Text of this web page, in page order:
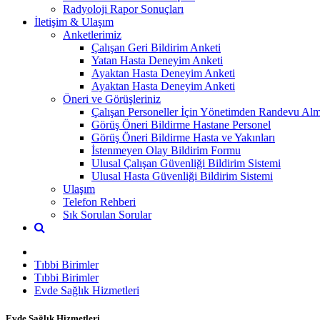
Radyoloji Rapor Sonuçları
İletişim & Ulaşım
Anketlerimiz
Çalışan Geri Bildirim Anketi
Yatan Hasta Deneyim Anketi
Ayaktan Hasta Deneyim Anketi
Ayaktan Hasta Deneyim Anketi
Öneri ve Görüşleriniz
Çalışan Personeller İçin Yönetimden Randevu
Görüş Öneri Bildirme Hastane Personel
Görüş Öneri Bildirme Hasta ve Yakınları
İstenmeyen Olay Bildirim Formu
Ulusal Çalışan Güvenliği Bildirim Sistemi
Ulusal Hasta Güvenliği Bildirim Sistemi
Ulaşım
Telefon Rehberi
Sık Sorulan Sorular
Tıbbi Birimler
Tıbbi Birimler
Evde Sağlık Hizmetleri